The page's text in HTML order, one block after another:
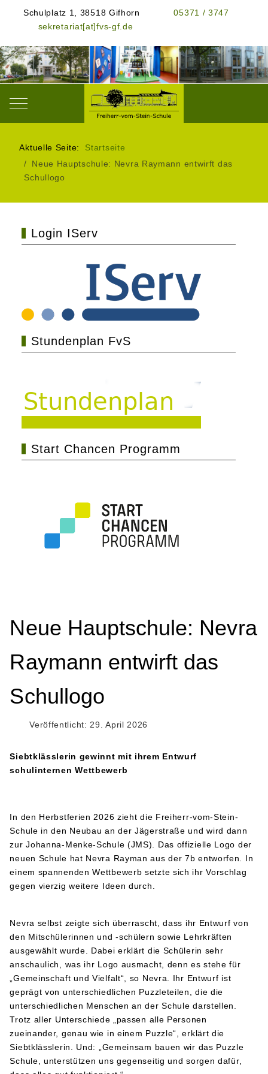
Schulplatz 1, 38518 Gifhorn
05371 / 3747
sekretariat[at]fvs-gf.de
Mobile Menu Toggle
Aktuelle Seite: Startseite
Neue Hauptschule: Nevra Raymann entwirft das
Schullogo
Login IServ
Stundenplan FvS
Start Chancen Programm
Neue Hauptschule: Nevra
Raymann entwirft das
Schullogo
Veröffentlicht: 29. April 2026
Siebtklässlerin gewinnt mit ihrem Entwurf
schulinternen Wettbewerb
In den Herbstferien 2026 zieht die Freiherr-vom-Stein-
Schule in den Neubau an der Jägerstraße und wird dann
zur Johanna-Menke-Schule (JMS). Das offizielle Logo der
neuen Schule hat Nevra Rayman aus der 7b entworfen. In
einem spannenden Wettbewerb setzte sich ihr Vorschlag
gegen vierzig weitere Ideen durch.
Nevra selbst zeigte sich überrascht, dass ihr Entwurf von
den Mitschülerinnen und -schülern sowie Lehrkräften
ausgewählt wurde. Dabei erklärt die Schülerin sehr
anschaulich, was ihr Logo ausmacht, denn es stehe für
„Gemeinschaft und Vielfalt“, so Nevra. Ihr Entwurf ist
geprägt von unterschiedlichen Puzzleteilen, die die
unterschiedlichen Menschen an der Schule darstellen.
Trotz aller Unterschiede „passen alle Personen
zueinander, genau wie in einem Puzzle“, erklärt die
Siebtklässlerin. Und: „Gemeinsam bauen wir das Puzzle
Schule, unterstützen uns gegenseitig und sorgen dafür,